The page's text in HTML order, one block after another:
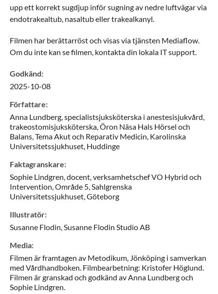
upp ett korrekt sugdjup inför sugning av nedre luftvägar via
endotrakealtub, nasaltub eller trakealkanyl.
Filmen har berättarröst och visas via tjänsten Mediaflow.
Om du inte kan se filmen, kontakta din lokala IT support.
Godkänd:
2025-10-08
Författare:
Anna Lundberg,specialistsjuksköterska i anestesisjukvård,
trakeostomisjuksköterska,Öron Näsa Hals Hörsel och
Balans, Tema Akut och Reparativ Medicin, Karolinska
Universitetssjukhuset, Huddinge
Faktagranskare:
Sophie Lindgren,docent, verksamhetschef VO Hybrid och
Intervention,Område 5, Sahlgrenska
Universitetssjukhuset,Göteborg
Illustratör:
Susanne Flodin,Susanne Flodin Studio AB
Media:
Filmen är framtagen av Metodikum, Jönköping i samverkan
med Vårdhandboken. Filmbearbetning: Kristofer Höglund.
Filmen är granskad och godkänd av Anna Lundberg och
Sophie Lindgren.